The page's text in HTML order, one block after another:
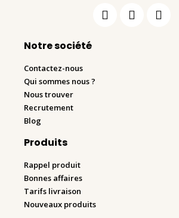
Notre société
Contactez-nous
Qui sommes nous ?
Nous trouver
Recrutement
Blog
Produits
Rappel produit
Bonnes affaires
Tarifs livraison
Nouveaux produits